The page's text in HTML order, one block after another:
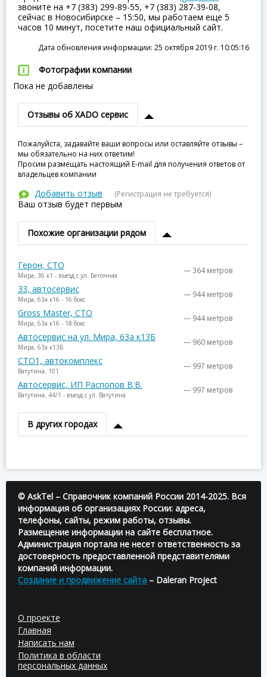
звоните на +7 (383) 299-89-55, +7 (383) 287-39-08,
сейчас в Новосибирске – 15:50, мы работаем еще 5
часов 10 минут, посетите наш официальный сайт.
Дата обновления информации: 25 октября 2019 г. 10:05:16
Фотографии компании
Пока не добавлены
Отзывы об XADO сервис
Пожалуйста, задавайте ваши вопросы или оставляйте отзывы –
мы обязательно на них ответим!
Просим размещать настоящий E-mail для получения ответов от
владельцев компании
Добавить отзыв (Регистрация не требуется)
Ваш отзыв будет первым
Похожие организации рядом
Герон, СТО
Мира, 36 к1 - въезд с ул. Бетонная — 364 метров
33, автосервис
Мира, 63а к16 - 16 бокс — 944 метров
Gross Master, СТО
Мира, 63а к16 - 18 бокс — 944 метров
Автосервис на ул. Мира, 63а к13Б
Мира, 63а к13Б — 960 метров
СТО1, автокомплекс
Ватутина, 101 — 997 метров
Автосервис, ИП Распопов В.В.
Ватутина, 44/1 - въезд с ул. Ватутина — 997 метров
В других городах
© AskTel – Справочник компаний России 2014-2025. Вся
информация об организациях России: адреса,
телефоны, сайты, режим работы, отзывы.
Размещение информации на сайте бесплатное.
Администрация портала не несет ответственность за
достоверность предоставленной представителями
компаний информации.
Создание и продвижение сайта – Daleran Project
О проекте
Главная
Написать нам
Политика в области
персональных данных